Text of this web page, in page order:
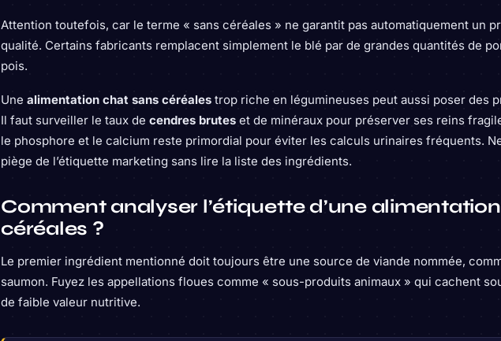
Attention toutefois, car le terme « sans céréales » ne garantit pas automatiquement un
qualité. Certains fabricants remplacent simplement le blé par de grandes quantités de
pois.
Une alimentation chat sans céréales trop riche en légumineuses peut aussi poser des
Il faut surveiller le taux de cendres brutes et de minéraux pour préserver ses reins
le phosphore et le calcium reste primordial pour éviter les calculs urinaires fréquents.
piège de l’étiquette marketing sans lire la liste des ingrédients.
Comment analyser l’étiquette d’une
céréales ?
Le premier ingrédient mentionné doit toujours être une source de viande nommée,
saumon. Fuyez les appellations floues comme « sous-produits animaux » qui cachent
de faible valeur nutritive.